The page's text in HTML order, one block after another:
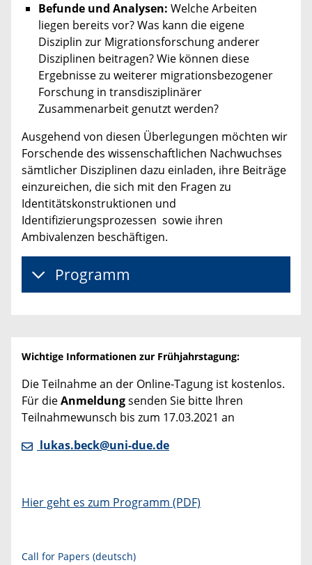
Befunde und Analysen: Welche Arbeiten
liegen bereits vor? Was kann die eigene
Disziplin zur Migrationsforschung anderer
Disziplinen beitragen? Wie können diese
Ergebnisse zu weiterer migrationsbezogener
Forschung in transdisziplinärer
Zusammenarbeit genutzt werden?
Ausgehend von diesen Überlegungen möchten wir
Forschende des wissenschaftlichen Nachwuchses
sämtlicher Disziplinen dazu einladen, ihre Beiträge
einzureichen, die sich mit den Fragen zu
Identitätskonstruktionen und
Identifizierungsprozessen sowie ihren
Ambivalenzen beschäftigen.
Programm
Wichtige Informationen zur Frühjahrstagung:
Die Teilnahme an der Online-Tagung ist kostenlos.
Für dieAnmeldungsenden Sie bitte Ihren
Teilnahmewunsch bis zum 17.03.2021 an
lukas.beck@uni-due.de
Hier geht es zum Programm (PDF)
Call for Papers (deutsch)